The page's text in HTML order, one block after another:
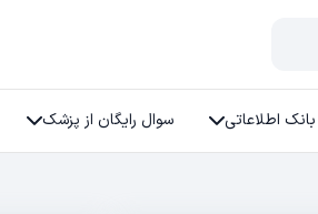
بانک اطلاعاتی سوال رایگان از پزشک